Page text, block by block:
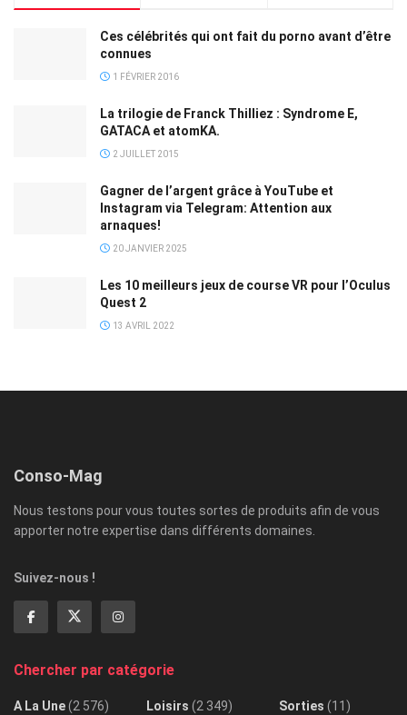
Ces célébrités qui ont fait du porno avant d’être
connues
1 FÉVRIER 2016
La trilogie de Franck Thilliez : Syndrome E,
GATACA et atomKA.
2 JUILLET 2015
Gagner de l’argent grâce à YouTube et
Instagram via Telegram: Attention aux
arnaques!
20 JANVIER 2025
Les 10 meilleurs jeux de course VR pour l’Oculus
Quest 2
13 AVRIL 2022
Conso-Mag
Nous testons pour vous toutes sortes de produits afin de vous
apporter notre expertise dans différents domaines.
Suivez-nous !
Chercher par catégorie
A La Une(2 576)
Loisirs (2 349) Sorties (11)